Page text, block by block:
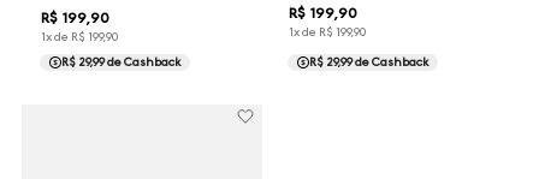
R$ 199,90
1x de R$ 199,90
R$ 29,99de Cashback
R$ 199,90
1x de R$ 199,90
R$ 29,99de Cashback